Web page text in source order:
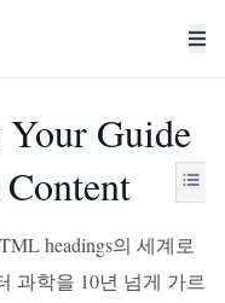
Guide
headings의 세계로
과학을 10년 넘게 가르